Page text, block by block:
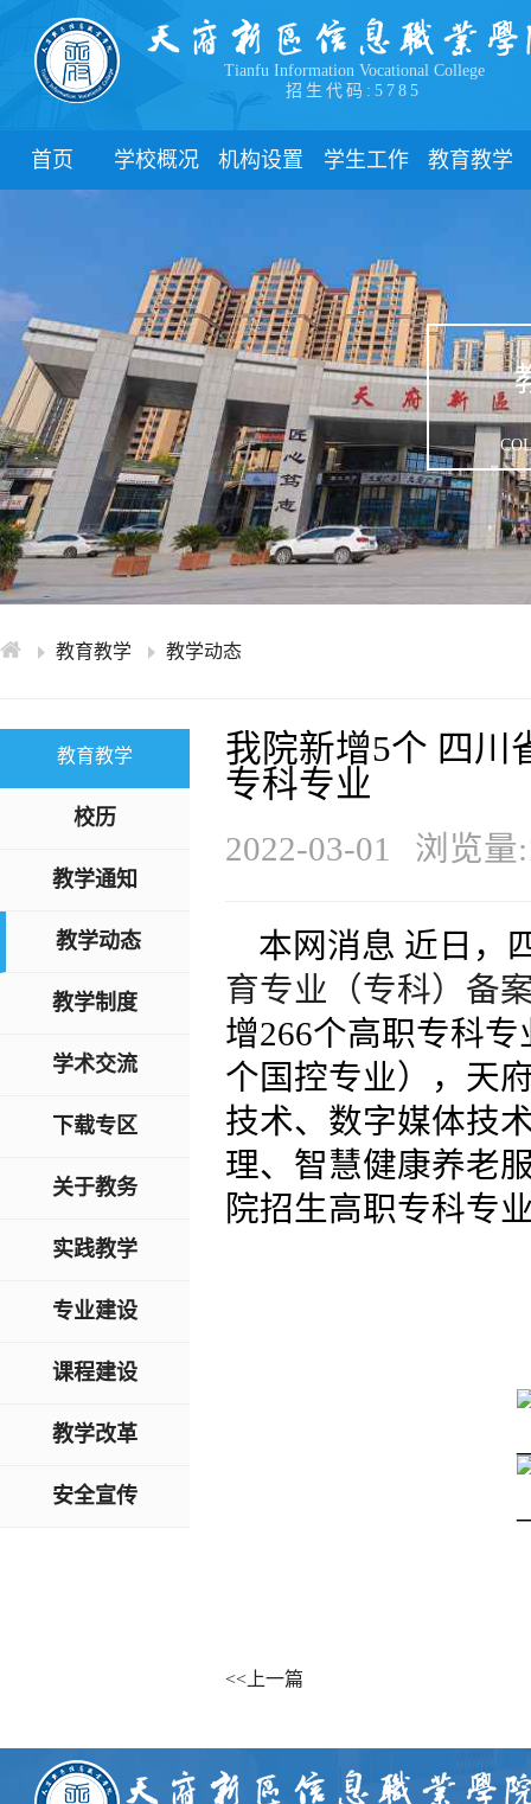
Tianfu Information Vocational College
招生代码:5785
首页 学校概况
学院领导
办学理念
办学特色
校园风貌
机构设置
职能部门
学生工作
新闻动态
团委
管理制度
学生风采
心理健康
学生资助
下载中心
联系我们
教育教学
教学制度
教学通知
教学动态
实践教学
专业建设
课程建设
教学改革
学术交流
教育教学 教学动态
教育教学
校历
教学通知
教学动态
教学制度
学术交流
下载专区
关于教务
实践教学
专业建设
课程建设
教学改革
安全宣传
我院新增5个 四川
专科专业
2022-03-01 浏览量
本网消息 近日，
育专业（专科）备
增266个高职专科
个国控专业），天
技术、数字媒体技
理、智慧健康养老
院招生高职专科专
<<上一篇